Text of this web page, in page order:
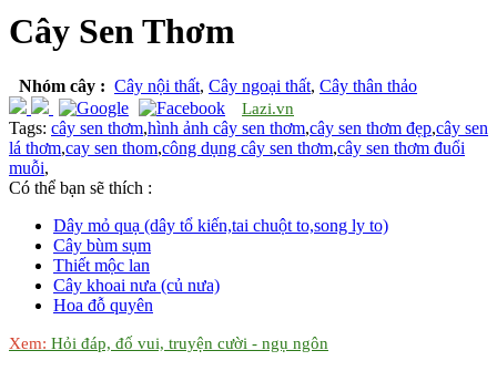
Cây Sen Thơm
Nhóm cây : Cây nội thất, Cây ngoại thất, Cây thân thảo
Lazi.vn
Tags: cây sen thơm,hình ảnh cây sen thơm,cây sen thơm đẹp,cây sen
lá thơm,cay sen thom,công dụng cây sen thơm,cây sen thơm đuổi
muỗi,
Có thể bạn sẽ thích :
Dây mỏ quạ (dây tổ kiến,tai chuột to,song ly to)
Cây bùm sụm
Thiết mộc lan
Cây khoai nưa (củ nưa)
Hoa đỗ quyên
Xem: Hỏi đáp, đố vui, truyện cười - ngụ ngôn